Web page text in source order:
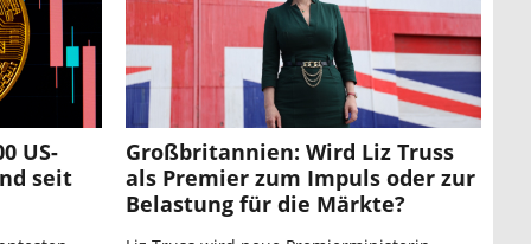
US-
seit
Großbritannien: Wird Liz Truss
als Premier zum Impuls oder zur
Belastung für die Märkte?